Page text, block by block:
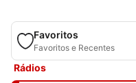
Favoritos
Favoritos e Recentes
Rádios